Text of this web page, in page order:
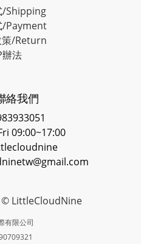
/Shipping
/Payment
策/Return
辦法
絡我們
09:00~17:00
LittleCloudNine
有限公司